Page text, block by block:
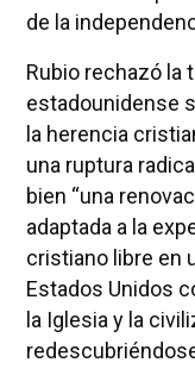
de la
Rubio rechazó la
estadounidense
la herencia
una ruptura
bien “una
adaptada a la
cristiano libre en
Estados Unidos
la Iglesia y la